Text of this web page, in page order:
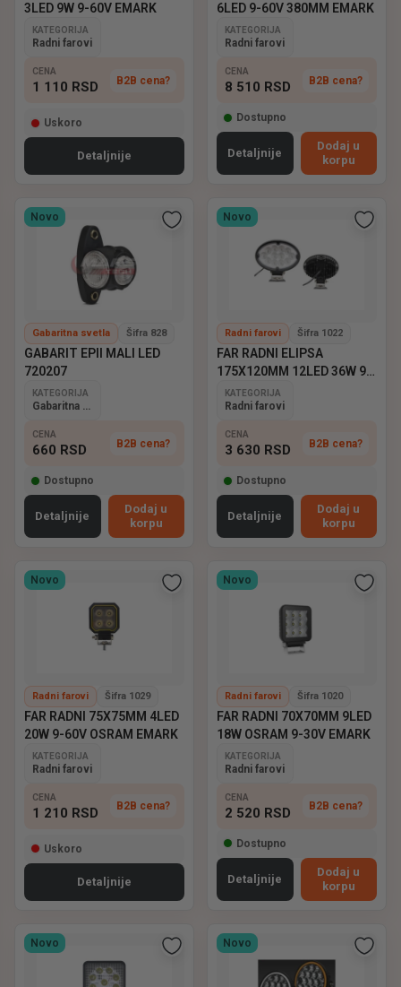
3LED 9W 9-60V EMARK
KATEGORIJA
Radni farovi
CENA
1 110 RSD B2B cena?
Uskoro
Detaljnije
6LED 9-60V 380MM EMARK
KATEGORIJA
Radni farovi
CENA
8 510 RSD B2B cena?
Dostupno
Detaljnije
Dodaj u
korpu
Novo
Gabaritna svetla Šifra 828
GABARIT EPII MALI LED
720207
KATEGORIJA
Gabaritna svetla
CENA
660 RSD B2B cena?
Dostupno
Detaljnije
Dodaj u
korpu
Novo
Radni farovi Šifra 1022
FAR RADNI ELIPSA
175X120MM 12LED 36W 9-
60V EMARK
KATEGORIJA
Radni farovi
CENA
3 630 RSD B2B cena?
Dostupno
Detaljnije
Dodaj u
korpu
Novo
Radni farovi Šifra 1029
FAR RADNI 75X75MM 4LED
20W 9-60V OSRAM EMARK
KATEGORIJA
Radni farovi
CENA
1 210 RSD B2B cena?
Uskoro
Detaljnije
Novo
Radni farovi Šifra 1020
FAR RADNI 70X70MM 9LED
18W OSRAM 9-30V EMARK
KATEGORIJA
Radni farovi
CENA
2 520 RSD B2B cena?
Dostupno
Detaljnije
Dodaj u
korpu
Novo Novo